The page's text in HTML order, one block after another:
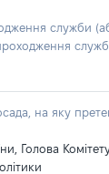
служби
на яку
Голова